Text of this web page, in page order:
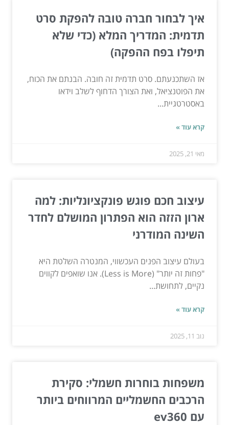
איך לבחור חברה טובה להפקת סרט
תדמית: המדריך המלא (כדי שלא
תיפלו בפח ההפקה)
אז השתכנעתם. סרט תדמית זה חובה. הבנתם את הכוח,
את הפוטנציאל, ואת הצורך הדחוף לשלב וידאו
באסטרטגיית...
קרא עוד »
מאי 21, 2025
עיצוב חכם פוגש פונקציונליות: למה
ארון הזזה הוא הפתרון המושלם לחדר
השינה המודרני
בעולם עיצוב הפנים העכשווי, המנטרה השלטת היא
"פחות זה יותר" (Less is More). אנו שואפים לקווים
נקיים, לתחושת...
קרא עוד »
נוב 11, 2025
משפחות בוחרות חשמלי: סקירת
הרכבים החשמליים המרווחים ביותר
עם ev360